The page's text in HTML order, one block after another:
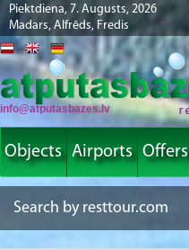
Piektdiena, 7. Augusts, 2026
Madars, Alfrēds, Fredis
info@atputasbazes.lv
Objects Airports Offers